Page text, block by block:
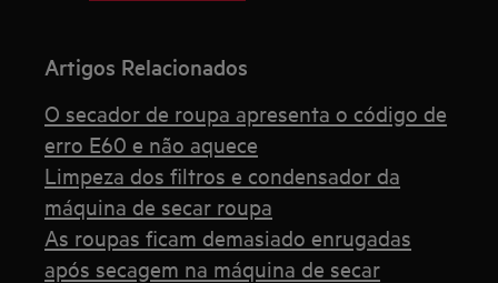
Artigos Relacionados
O secador de roupa apresenta o código de
erro E60 e não aquece
Limpeza dos filtros e condensador da
máquina de secar roupa
As roupas ficam demasiado enrugadas
após secagem na máquina de secar